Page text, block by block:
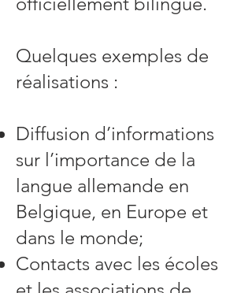
Quelques exemples de
réalisations :
Diffusion d’informations
sur l’importance de la
langue allemande en
Belgique, en Europe et
dans le monde;
Contacts avec les écoles